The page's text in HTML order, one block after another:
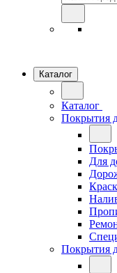
Каталог
Каталог
Покрытия
Для
Покрытия